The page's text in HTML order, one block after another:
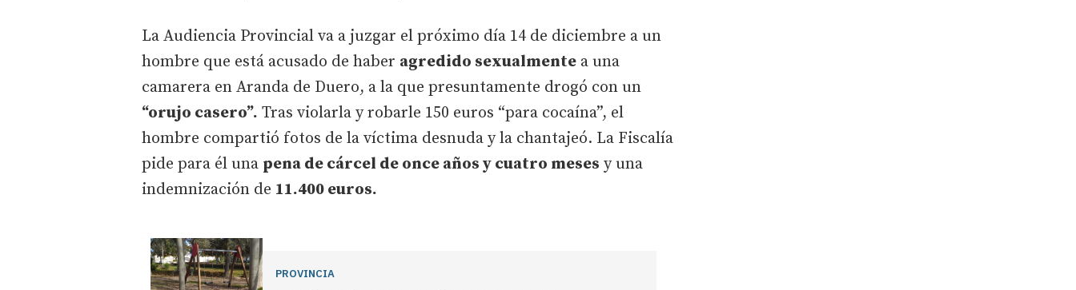
La Audiencia Provincial va a juzgar el próximo día 14 de diciembre a un
hombre que está acusado de haber agredido sexualmente a una
camarera en Aranda de Duero, a la que presuntamente drogó con un
“orujo casero”. Tras violarla y robarle 150 euros “para cocaína”, el
hombre compartió fotos de la víctima desnuda y la chantajeó. La Fiscalía
pide para él una pena de cárcel de once años y cuatro meses y una
indemnización de 11.400 euros.
PROVINCIA